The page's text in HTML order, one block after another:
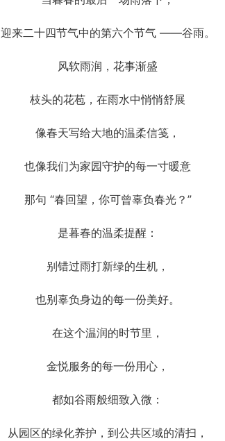
迎来二十四节气中的第六个节气 ——谷雨。
风软雨润，花事渐盛
枝头的花苞，在雨水中悄悄舒展
像春天写给大地的温柔信笺，
也像我们为家园守护的每一寸暖意
那句 “春回望，你可曾辜负春光？”
是暮春的温柔提醒：
别错过雨打新绿的生机，
也别辜负身边的每一份美好。
在这个温润的时节里，
金悦服务的每一份用心，
都如谷雨般细致入微：
从园区的绿化养护，到公共区域的清扫，